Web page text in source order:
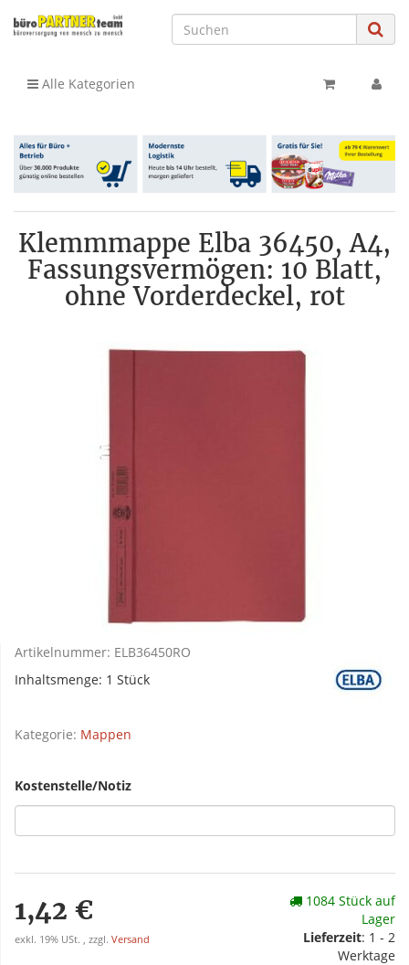
Alle Kategorien
Klemmmappe Elba 36450, A4,
Fassungsvermögen: 10 Blatt,
ohne Vorderdeckel, rot
Artikelnummer: ELB36450RO
Inhaltsmenge: 1 Stück
Kategorie: Mappen
Kostenstelle/Notiz
1,42 €
exkl. 19% USt. , zzgl. Versand
1084 Stück auf
Lager
Lieferzeit: 1 - 2
Werktage